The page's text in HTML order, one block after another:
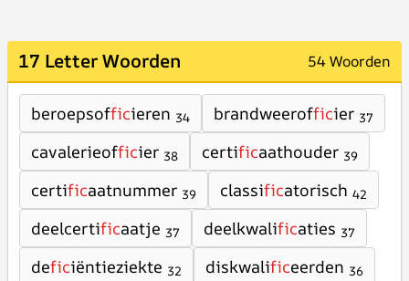
17 Letter Woorden 54 Woorden
beroepsofficieren 34 brandweerofficier 37
cavalerieofficier 38 certificaathouder 39
certificaatnummer 39 classificatorisch 42
deelcertificaatje 37 deelkwalificaties 37
deficiëntieziekte 32 diskwalificeerden 36